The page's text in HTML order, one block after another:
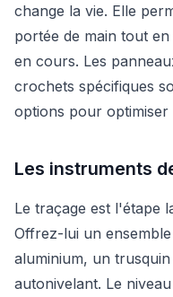
change la vie. Elle
portée de main tout
en cours. Les
crochets spécifiques
options pour optimiser
Les instruments
Le traçage est l'étape
Offrez-lui un
aluminium, un
autonivelant. Le